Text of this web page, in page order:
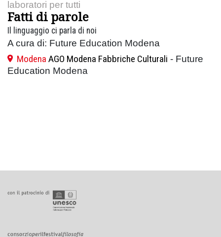
laboratori per tutti
Fatti di parole
Il linguaggio ci parla di noi
A cura di: Future Education Modena
Modena AGO Modena Fabbriche Culturali - Future
Education Modena